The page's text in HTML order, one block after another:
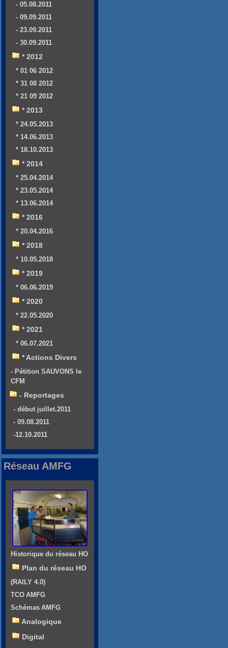
- 05.08.2011
- 09.09.2011
- 23.09.2011
- 30.09.2011
* 2012
* 01 06 2012
* 31 08 2012
* 21 09 2012
* 2013
* 24.05.2013
* 14.06.2013
* 18.10.2013
* 2014
* 25.04.2014
* 23.05.2014
* 13.06.2014
* 2016
* 20.04.2016
* 2018
* 10.05.2018
* 2019
* 06.06.2019
* 2020
* 22.05.2020
* 2021
* 06.07.2021
* Actions Divers
- Pétition SAUVONS le
CFM
- Reportages
- début juillet.2011
- 09.08.2011
-12.10.2011
Réseau AMFG
Historique du réseau HO
Plan du réseau HO
(RAILY 4.0)
TCO AMFG
Schémas AMFG
Analogique
Digital